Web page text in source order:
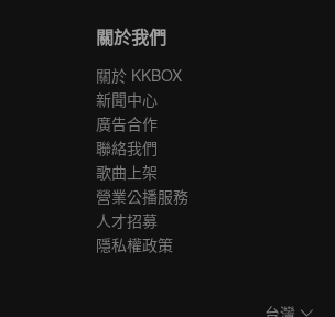
關於我們
關於 KKBOX
新聞中心
廣告合作
聯絡我們
歌曲上架
營業公播服務
人才招募
隱私權政策
台灣